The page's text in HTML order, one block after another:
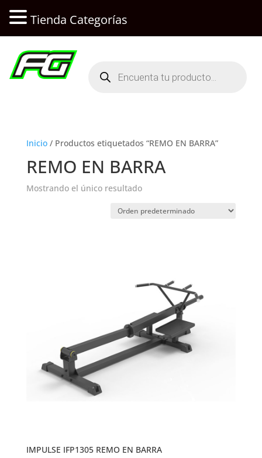
productos
Inicio/ Productos etiquetados “REMO EN BARRA”
REMO EN BARRA
Mostrando el único resultado
IMPULSE IFP1305 REMO EN BARRA
Tienda Categorías